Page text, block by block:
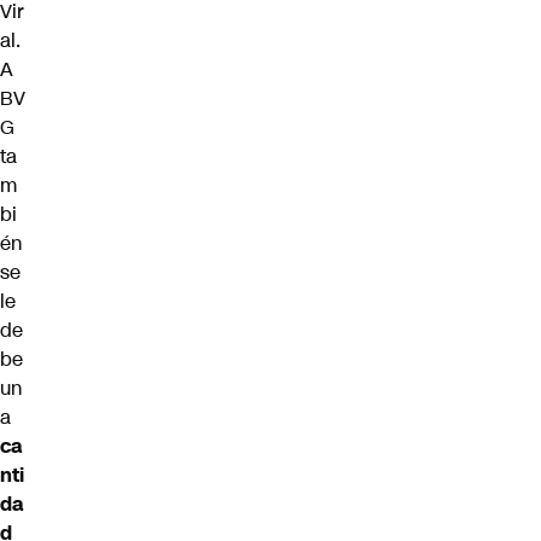
Vir
al.
A
BV
G
ta
m
bi
én
se
le
de
be
un
a
ca
nti
da
d